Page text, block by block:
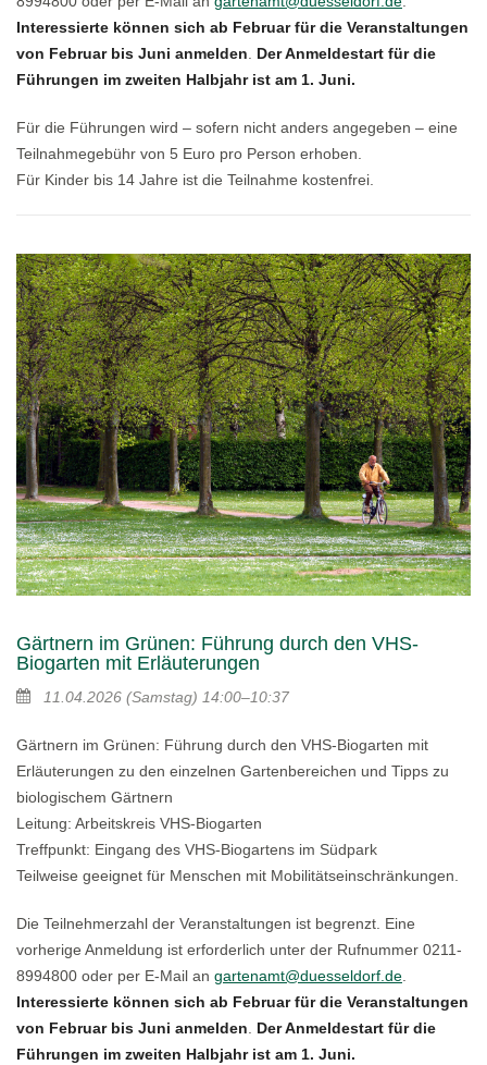
Interessierte können sich ab Februar für die Veranstaltungen
von Februar bis Juni anmelden
Der Anmeldestart für die
Führungen im zweiten Halbjahr ist am 1. Juni.
Für die Führungen wird – sofern nicht anders angegeben – eine
Teilnahmegebühr von 5 Euro pro Person erhoben.
Für Kinder bis 14 Jahre ist die Teilnahme kostenfrei.
Gärtnern im Grünen: Führung durch den VHS-
Biogarten mit Erläuterungen
11.04.2026 (Samstag) 14:00–10:37
Gärtnern im Grünen: Führung durch den VHS-Biogarten mit
Erläuterungen zu den einzelnen Gartenbereichen und Tipps zu
biologischem Gärtnern
Leitung: Arbeitskreis VHS-Biogarten
Treffpunkt: Eingang des VHS-Biogartens im Südpark
Teilweise geeignet für Menschen mit Mobilitätseinschränkungen.
Die Teilnehmerzahl der Veranstaltungen ist begrenzt. Eine
vorherige Anmeldung ist erforderlich unter der Rufnummer 0211-
8994800 oder per E-Mail an gartenamt@duesseldorf.de
Interessierte können sich ab Februar für die Veranstaltungen
von Februar bis Juni anmelden
Der Anmeldestart für die
Führungen im zweiten Halbjahr ist am 1. Juni.